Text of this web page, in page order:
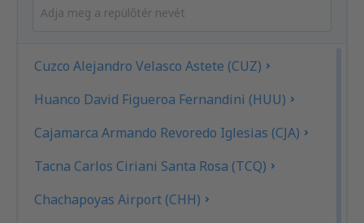
Cuzco Alejandro Velasco Astete (CUZ)
Huanco David Figueroa Fernandini (HUU)
Cajamarca Armando Revoredo Iglesias (CJA)
Tacna Carlos Ciriani Santa Rosa (TCQ)
Chachapoyas Airport (CHH)